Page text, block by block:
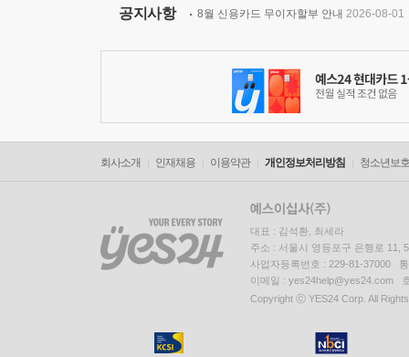
공지사항 8월 신용카드 무이자할부 안내 2026-08-01
회사소개 인재채용 이용약관 개인정보처리방침 청소년보
대표 : 김석환, 최세라
주소 : 서울시 영등포구 은행로 11,
사업자등록번호 : 229-81-37000
이메일 : yes24help@yes24.com
Copyright ⓒ YES24 Corp. All